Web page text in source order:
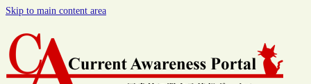
Skip to main content area